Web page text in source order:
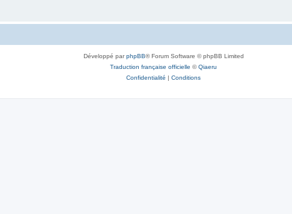
Développé parphpBB® Forum Software © phpBB Limited
Traduction française officielle ©Qiaeru
Confidentialité | Conditions